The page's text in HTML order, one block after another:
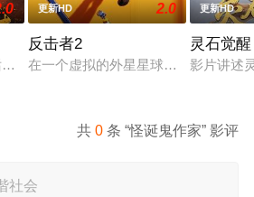
讲述了一只被人类抚养长大的猴子，
更新HD 2.0
反击者2
在一个虚拟的外星星球上，反击者是
更新HD
灵石觉醒
影片讲述
共0 条 “怪诞鬼作家” 影评